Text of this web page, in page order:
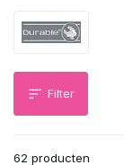
Filter
62 producten